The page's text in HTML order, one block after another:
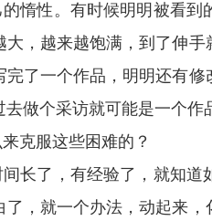
的惰性。有时候明明被看
大，越来越饱满，到了伸
完了一个作品，明明还有
去做个采访就可能是一个
克服这些困难的？
间长了，有经验了，就知
了，就一个办法，动起来